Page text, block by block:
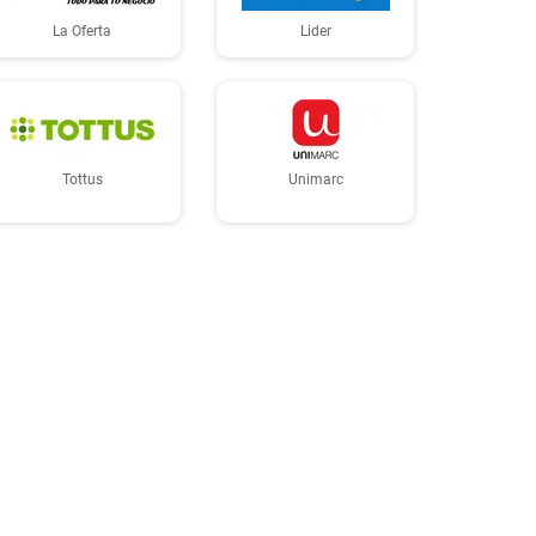
La Oferta Lider
Tottus Unimarc